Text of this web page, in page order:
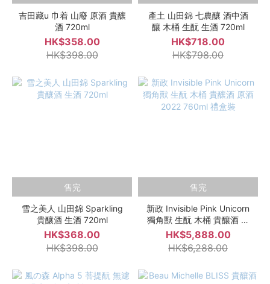
吉田藏u 巾着 山廢 原酒 貴釀
酒 720ml
HK$358.00
HK$398.00
產土 山田錦 七農釀 酒中酒
釀 木桶 生酛 生酒 720ml
HK$718.00
HK$798.00
售完
雪之美人 山田錦 Sparkling
貴釀酒 生酒 720ml
HK$368.00
HK$398.00
售完
新政 Invisible Pink Unicorn
獨角獸 生酛 木桶 貴釀酒 原
酒 2022 760ml 禮盒裝
HK$5,888.00
HK$6,288.00